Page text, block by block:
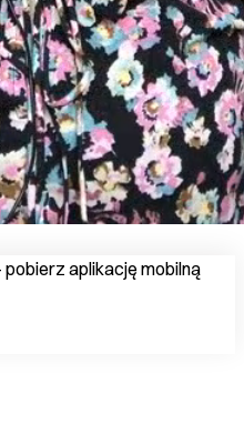
aplikację mobilną